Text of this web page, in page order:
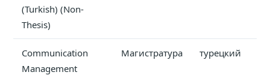
(Turkish) (Non-
Thesis)
Communication
Management
Магистратура турецкий